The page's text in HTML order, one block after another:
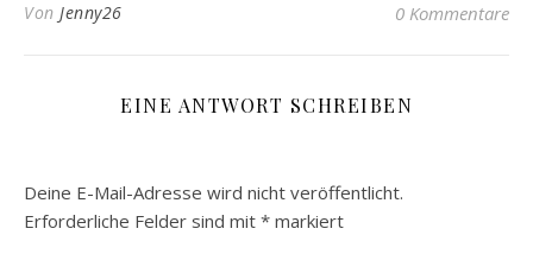
Von Jenny26 0 Kommentare
EINE ANTWORT SCHREIBEN
Deine E-Mail-Adresse wird nicht veröffentlicht.
Erforderliche Felder sind mit * markiert